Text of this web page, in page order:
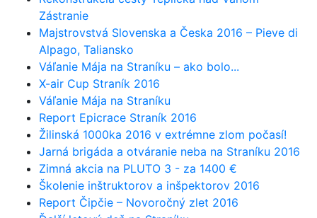
Zástranie
Majstrovstvá Slovenska a Česka 2016 – Pieve di
Alpago, Taliansko
Váľanie Mája na Straníku – ako bolo...
X-air Cup Straník 2016
Váľanie Mája na Straníku
Report Epicrace Straník 2016
Žilinská 1000ka 2016 v extrémne zlom počasí!
Jarná brigáda a otváranie neba na Straníku 2016
Zimná akcia na PLUTO 3 - za 1400 €
Školenie inštruktorov a inšpektorov 2016
Report Čipčie – Novoročný zlet 2016